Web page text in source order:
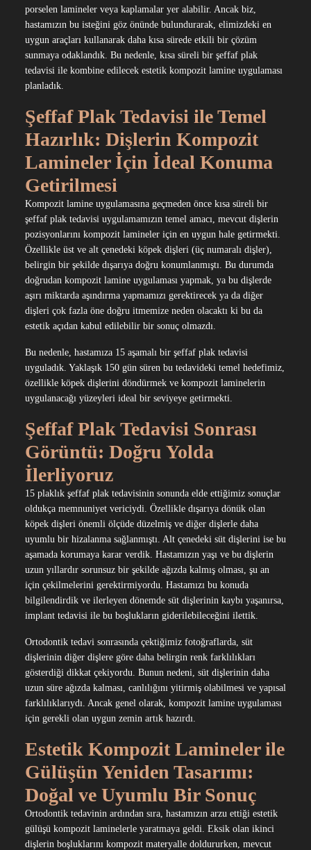
porselen lamineler veya kaplamalar yer alabilir. Ancak biz,
hastamızın bu isteğini göz önünde bulundurarak, elimizdeki en
uygun araçları kullanarak daha kısa sürede etkili bir çözüm
sunmaya odaklandık. Bu nedenle, kısa süreli bir şeffaf plak
tedavisi ile kombine edilecek estetik kompozit lamine uygulaması
planladık.
Şeffaf Plak Tedavisi ile Temel
Hazırlık: Dişlerin Kompozit
Lamineler İçin İdeal Konuma
Getirilmesi
Kompozit lamine uygulamasına geçmeden önce kısa süreli bir
şeffaf plak tedavisi uygulamamızın temel amacı, mevcut dişlerin
pozisyonlarını kompozit lamineler için en uygun hale getirmekti.
Özellikle üst ve alt çenedeki köpek dişleri (üç numaralı dişler),
belirgin bir şekilde dışarıya doğru konumlanmıştı. Bu durumda
doğrudan kompozit lamine uygulaması yapmak, ya bu dişlerde
aşırı miktarda aşındırma yapmamızı gerektirecek ya da diğer
dişleri çok fazla öne doğru itmemize neden olacaktı ki bu da
estetik açıdan kabul edilebilir bir sonuç olmazdı.
Bu nedenle, hastamıza 15 aşamalı bir şeffaf plak tedavisi
uyguladık. Yaklaşık 150 gün süren bu tedavideki temel hedefimiz,
özellikle köpek dişlerini döndürmek ve kompozit laminelerin
uygulanacağı yüzeyleri ideal bir seviyeye getirmekti.
Şeffaf Plak Tedavisi Sonrası
Görüntü: Doğru Yolda
İlerliyoruz
15 plaklık şeffaf plak tedavisinin sonunda elde ettiğimiz sonuçlar
oldukça memnuniyet vericiydi. Özellikle dışarıya dönük olan
köpek dişleri önemli ölçüde düzelmiş ve diğer dişlerle daha
uyumlu bir hizalanma sağlanmıştı. Alt çenedeki süt dişlerini ise bu
aşamada korumaya karar verdik. Hastamızın yaşı ve bu dişlerin
uzun yıllardır sorunsuz bir şekilde ağızda kalmış olması, şu an
için çekilmelerini gerektirmiyordu. Hastamızı bu konuda
bilgilendirdik ve ilerleyen dönemde süt dişlerinin kaybı yaşanırsa,
implant tedavisi ile bu boşlukların giderilebileceğini ilettik.
Ortodontik tedavi sonrasında çektiğimiz fotoğraflarda, süt
dişlerinin diğer dişlere göre daha belirgin renk farklılıkları
gösterdiği dikkat çekiyordu. Bunun nedeni, süt dişlerinin daha
uzun süre ağızda kalması, canlılığını yitirmiş olabilmesi ve yapısal
farklılıklarıydı. Ancak genel olarak, kompozit lamine uygulaması
için gerekli olan uygun zemin artık hazırdı.
Estetik Kompozit Lamineler ile
Gülüşün Yeniden Tasarımı:
Doğal ve Uyumlu Bir Sonuç
Ortodontik tedavinin ardından sıra, hastamızın arzu ettiği estetik
gülüşü kompozit laminelerle yaratmaya geldi. Eksik olan ikinci
dişlerin boşluklarını kompozit materyalle doldururken, mevcut